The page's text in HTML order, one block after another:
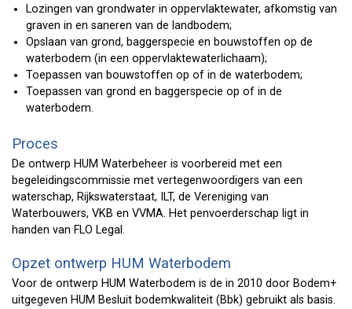
Lozingen van grondwater in oppervlaktewater, afkomstig van
graven in en saneren van de landbodem;
Opslaan van grond, baggerspecie en bouwstoffen op de
waterbodem (in een oppervlaktewaterlichaam);
Toepassen van bouwstoffen op of in de waterbodem;
Toepassen van grond en baggerspecie op of in de
waterbodem.
Proces
De ontwerp HUM Waterbeheer is voorbereid met een
begeleidingscommissie met vertegenwoordigers van een
waterschap, Rijkswaterstaat, ILT, de Vereniging van
Waterbouwers, VKB en VVMA. Het penvoerderschap ligt in
handen van FLO Legal.
Opzet ontwerp HUM Waterbodem
Voor de ontwerp HUM Waterbodem is de in 2010 door Bodem+
uitgegeven HUM Besluit bodemkwaliteit (Bbk) gebruikt als basis.